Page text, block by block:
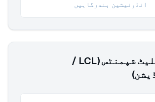
انڈونیشین بندرگاہیں
ریفر پیلیٹ شپمنٹس (LCL /